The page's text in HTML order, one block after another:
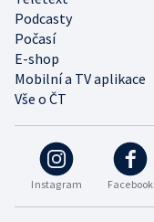
Instagram Facebook
Podcasty
Počasí
E-shop
Mobilní a TV aplikace
Vše o ČT